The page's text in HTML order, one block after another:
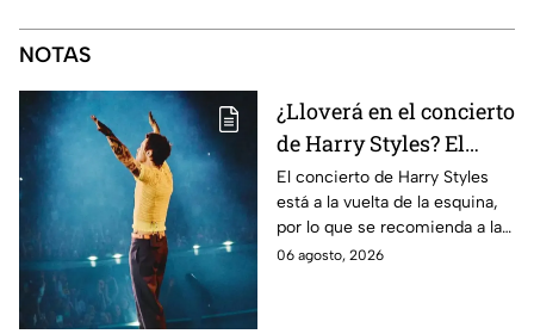
NOTAS
¿Lloverá en el concierto
de Harry Styles? El
pronóstico del clima
para este viernes en
CDMX
El concierto de Harry Styles
está a la vuelta de la esquina,
por lo que se recomienda a las
y los fanáticos revisar el clima
06 agosto, 2026